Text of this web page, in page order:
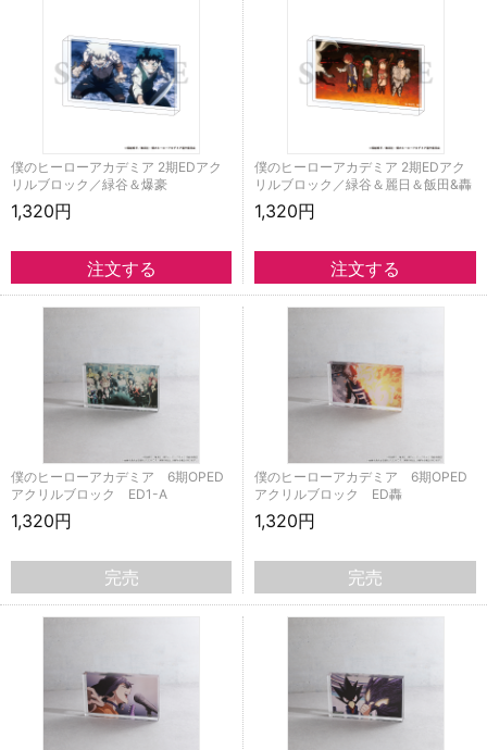
僕のヒーローアカデミア 2期EDアク
リルブロック／緑谷＆爆豪
1,320円
僕のヒーローアカデミア 2期EDアク
リルブロック／緑谷＆麗日＆飯田&轟
1,320円
僕のヒーローアカデミア 6期OPED
アクリルブロック ED1-A
1,320円
完売
僕のヒーローアカデミア 6期OPED
アクリルブロック ED轟
1,320円
完売